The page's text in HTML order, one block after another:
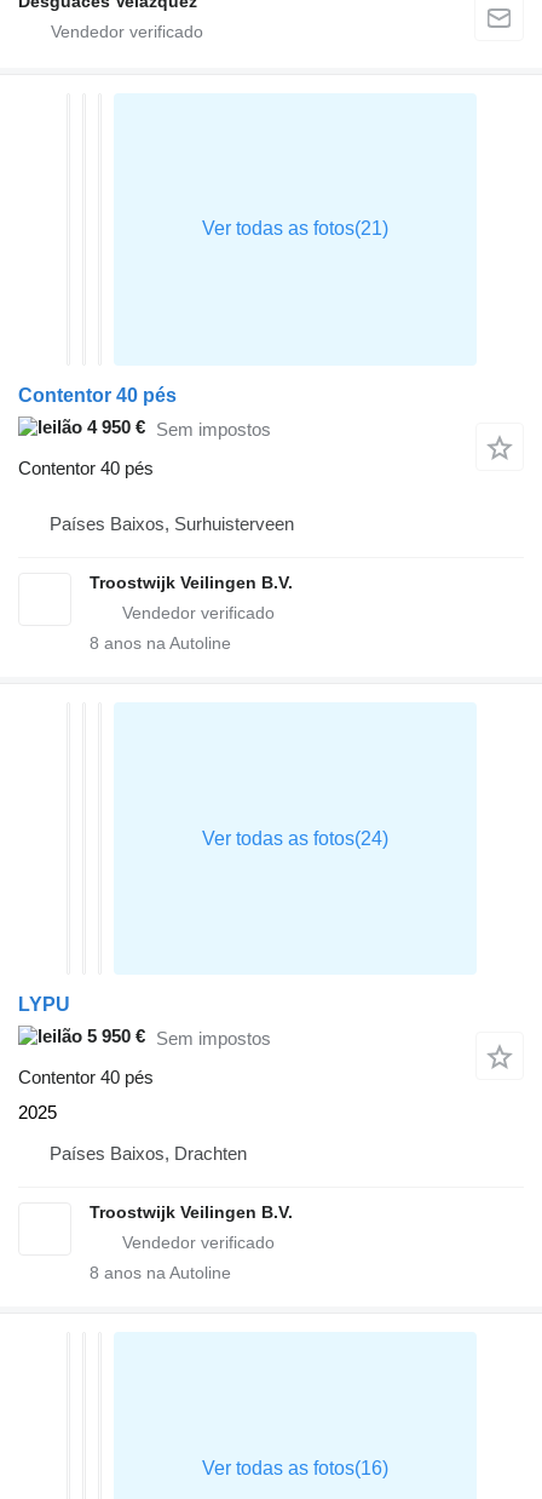
Contentor 40 pés
4 950 € Sem impostos
Contentor 40 pés
Países Baixos, Surhuisterveen
Troostwijk Veilingen B.V.
8 anos na Autoline
LYPU
5 950 € Sem impostos
Contentor 40 pés
2025
Países Baixos, Drachten
Troostwijk Veilingen B.V.
8 anos na Autoline